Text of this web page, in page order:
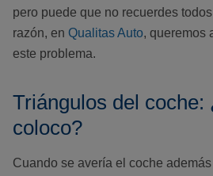
pero puede que no recuerdes
razón, en Qualitas Auto, queremos
este problema.
Triángulos del coche:
coloco?
Cuando se avería el coche